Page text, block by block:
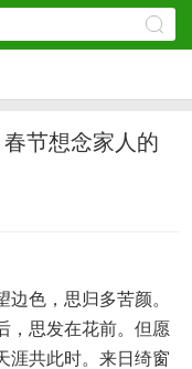
节想念家人的
色，思归多苦颜。
，思发在花前。但愿
涯共此时。来日绮窗